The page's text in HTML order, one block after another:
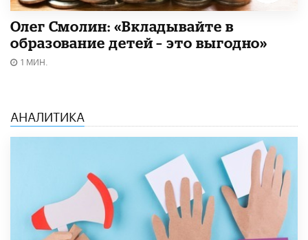
Олег Смолин: «Вкладывайте в
образование детей – это выгодно»
1 МИН.
АНАЛИТИКА